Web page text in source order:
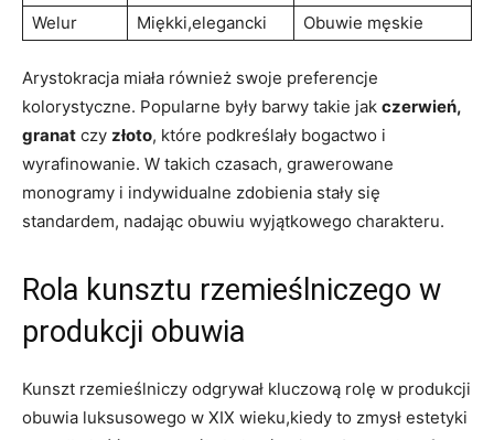
Welur
Miękki,elegancki Obuwie męskie
Arystokracja miała również swoje preferencje
kolorystyczne. Popularne były barwy takie jak czerwień,
granat czy złoto, które podkreślały bogactwo i
wyrafinowanie. W takich czasach, grawerowane
monogramy i indywidualne zdobienia stały się
standardem, nadając obuwiu wyjątkowego charakteru.
Rola kunsztu rzemieślniczego w
produkcji obuwia
Kunszt rzemieślniczy odgrywał kluczową rolę w produkcji
obuwia luksusowego w XIX wieku,kiedy to zmysł estetyki